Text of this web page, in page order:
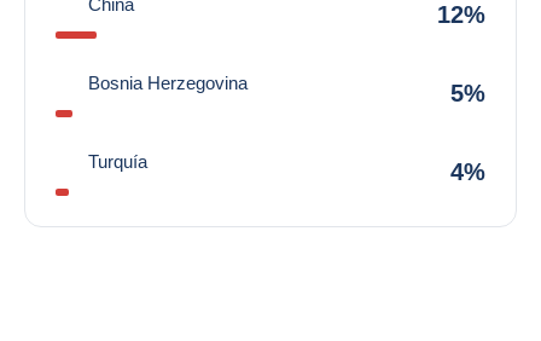
China 12%
Bosnia Herzegovina 5%
Turquía 4%